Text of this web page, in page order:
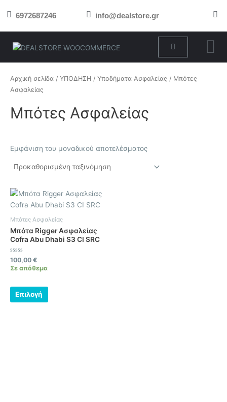
στο 6972687246 info@dealstore.gr
Cart
Αρχική σελίδα / ΥΠΟΔΗΣΗ / Υποδήματα Ασφαλείας / Μπότες
Ασφαλείας
Μπότες Ασφαλείας
Εμφάνιση του μοναδικού αποτελέσματος
Μπότες Ασφαλείας
Μπότα Rigger Ασφαλείας
Cofra Abu Dhabi S3 CI SRC
Βαθμολογήθηκε
με
0
100,00 €
Σε απόθεμα
Επιλογή
Αυτό
το
προϊόν
έχει
πολλαπλές
επιλογές
επιλεγούν